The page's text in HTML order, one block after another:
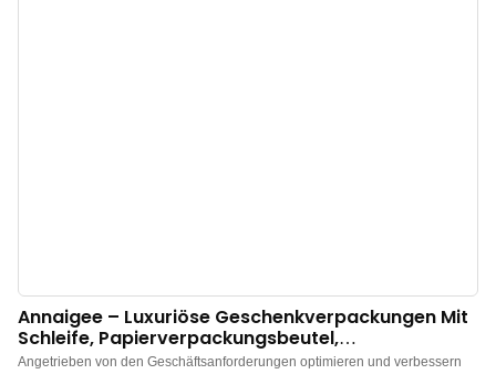
Annaigee – Luxuriöse Geschenkverpackungen Mit
Schleife, Papierverpackungsbeutel,
Verpackungsbox
Angetrieben von den Geschäftsanforderungen optimieren und verbessern